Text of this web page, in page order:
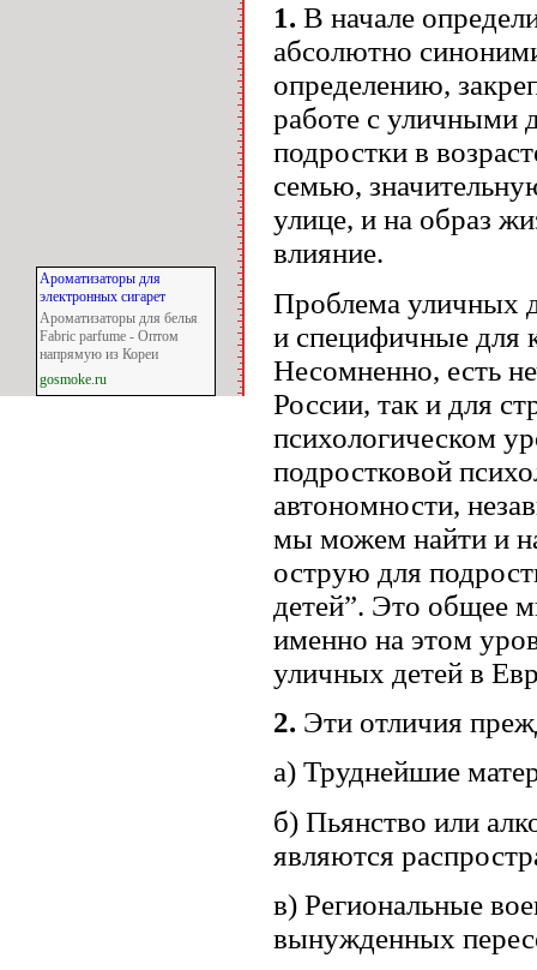
Ароматизаторы для
электронных сигарет
Ароматизаторы для белья
Fabric parfume - Оптом
напрямую из Кореи
gosmoke.ru
1. В начале
абсолютно
определению,
работе с уличными
подростки в
семью,
улице, и на образ
влияние.
Проблема уличных
и специфичные для
Несомненно, есть
России, так и для
психологическом
подростковой
автономности,
мы можем найти и
острую для
детей”. Это общее
именно на этом
уличных детей в
2. Эти отличия
а) Труднейшие
б) Пьянство или
являются
в) Региональные
вынужденных